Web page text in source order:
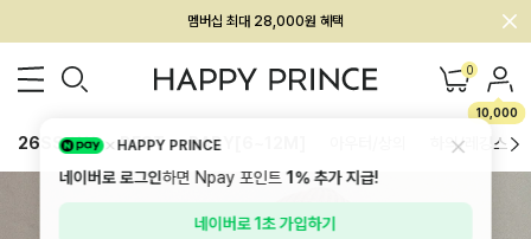
회원전용 아울렛, 가입하면 ~60% 할인!
멤버십 최대 28,000원 혜택 0
10,000
26SS 신상 BEST BABY[6~12M] 하의/레깅스
HAPPY PRINCE
네이버로 로그인하면 Npay 포인트1%추가 지급!
네이버로 1초 가입하기